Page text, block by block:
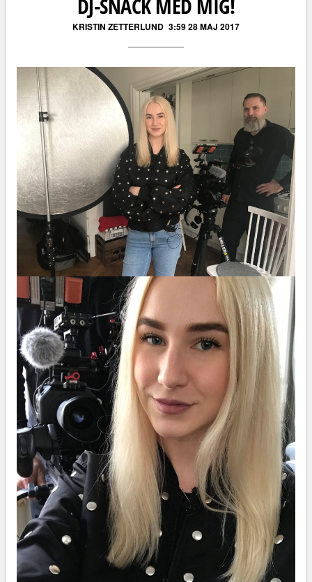
DJ-SNACK MED MIG!
KRISTIN ZETTERLUND 3:59 28 MAJ 2017